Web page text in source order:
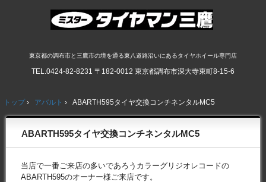
東京都の調布市と三鷹市の境を通る東八道路沿いにあるタイヤホイール専門店
TEL.0424-82-8231 〒182-0012 東京都調布市深大寺東町8-15-6
トップ › アバルト › ABARTH595タイヤ交換コンチネンタルMC5
ABARTH595タイヤ交換コンチネンタルMC5
当店で一番ご来店の多いであろうカラーグリジオレコードの
ABARTH595のオーナー様ご来店です。